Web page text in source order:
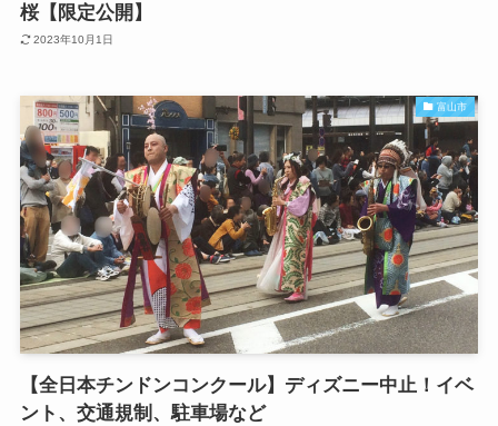
桜【限定公開】
2023年10月1日
富山市
【全日本チンドンコンクール】ディズニー中止！イベ
ント、交通規制、駐車場など